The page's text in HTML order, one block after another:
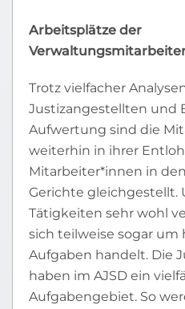
Arbeitsplätze der
Trotz vielfacher
Justizangestellten und
Aufwertung sind die
weiterhin in ihrer
Mitarbeiter*innen in
Gerichte gleichgestellt.
Tätigkeiten sehr wohl
sich teilweise sogar um
Aufgaben handelt. Die
haben im AJSD ein
Aufgabengebiet. So